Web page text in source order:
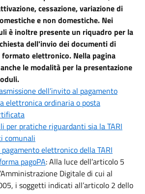
cessazione, variazione di
e non domestiche. Nei
è inoltre presente un riquadro per la
dell'invio dei documenti di
elettronico. Nella pagina
le modalità per la presentazione
dell’invito al pagamento
elettronica ordinaria o posta
per pratiche riguardanti sia la TARI
comunali
elettronico della TARI
pagoPA: Alla luce dell’articolo 5
Digitale di cui al
i soggetti indicati all’articolo 2 dello